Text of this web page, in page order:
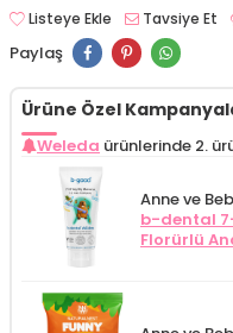
Listeye Ekle Tavsiye Et
Paylaş
Ürüne Özel
Weleda ürünlerinde 2.
Anne ve
b-dental
Florürlü